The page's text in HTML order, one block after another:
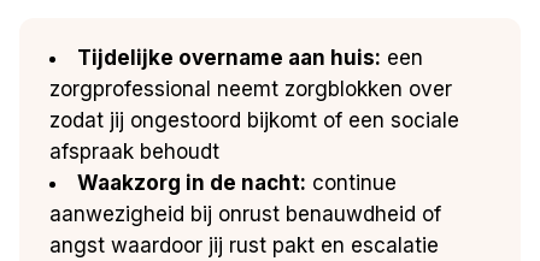
Tijdelijke overname aan huis: een
zorgprofessional neemt zorgblokken over
zodat jij ongestoord bijkomt of een sociale
afspraak behoudt
Waakzorg in de nacht: continue
aanwezigheid bij onrust benauwdheid of
angst waardoor jij rust pakt en escalatie